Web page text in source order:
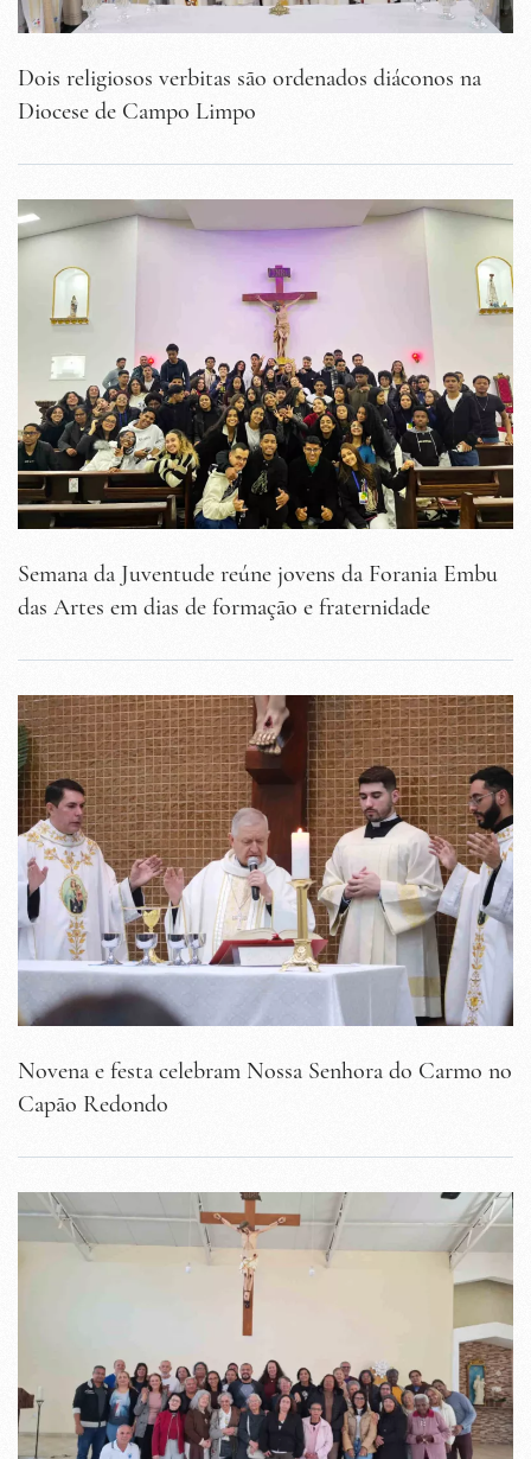
Dois religiosos verbitas são ordenados diáconos na
Diocese de Campo Limpo
Semana da Juventude reúne jovens da Forania Embu
das Artes em dias de formação e fraternidade
Novena e festa celebram Nossa Senhora do Carmo no
Capão Redondo